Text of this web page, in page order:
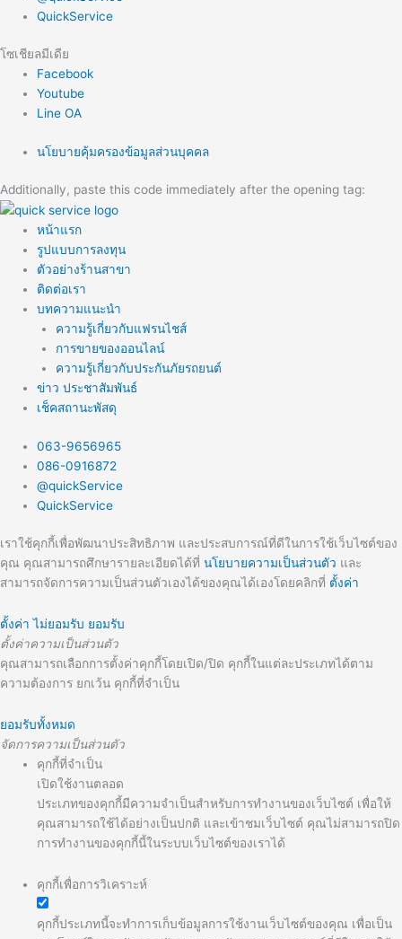
QuickService
โซเชียลมีเดีย
Facebook
Youtube
Line OA
นโยบายคุ้มครองข้อมูลส่วนบุคคล
Additionally, paste this code immediately after the opening tag:
หน้าแรก
รูปแบบการลงทุน
ตัวอย่างร้านสาขา
ติดต่อเรา
บทความแนะนำ
ความรู้เกี่ยวกับแฟรนไชส์
การขายของออนไลน์
ความรู้เกี่ยวกับประกันภัยรถยนต์
ข่าว ประชาสัมพันธ์
เช็คสถานะพัสดุ
063-9656965
086-0916872
@quickService
QuickService
เราใช้คุกกี้เพื่อพัฒนาประสิทธิภาพ และประสบการณ์ที่ดีในการใช้เว็บไซต์ของ
คุณ คุณสามารถศึกษารายละเอียดได้ที่ นโยบายความเป็นส่วนตัว และ
สามารถจัดการความเป็นส่วนตัวเองได้ของคุณได้เองโดยคลิกที่ ตั้งค่า
ตั้งค่า ไม่ยอมรับ ยอมรับ
ตั้งค่าความเป็นส่วนตัว
คุณสามารถเลือกการตั้งค่าคุกกี้โดยเปิด/ปิด คุกกี้ในแต่ละประเภทได้ตาม
ความต้องการ ยกเว้น คุกกี้ที่จำเป็น
ยอมรับทั้งหมด
จัดการความเป็นส่วนตัว
คุกกี้ที่จำเป็น
เปิดใช้งานตลอด
ประเภทของคุกกี้มีความจำเป็นสำหรับการทำงานของเว็บไซต์ เพื่อให้
คุณสามารถใช้ได้อย่างเป็นปกติ และเข้าชมเว็บไซต์ คุณไม่สามารถปิด
การทำงานของคุกกี้นี้ในระบบเว็บไซต์ของเราได้
คุกกี้เพื่อการวิเคราะห์
คุกกี้ประเภทนี้จะทำการเก็บข้อมูลการใช้งานเว็บไซต์ของคุณ เพื่อเป็น